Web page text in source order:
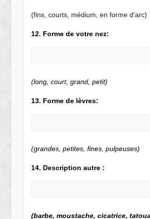
(fins, courts, médium, en forme d’arc)
12. Forme de votre nez:
(long, court, grand, petit)
13. Forme de lèvres:
(grandes, petites, fines, pulpeuses)
14. Description autre :
(barbe, moustache, cicatrice,